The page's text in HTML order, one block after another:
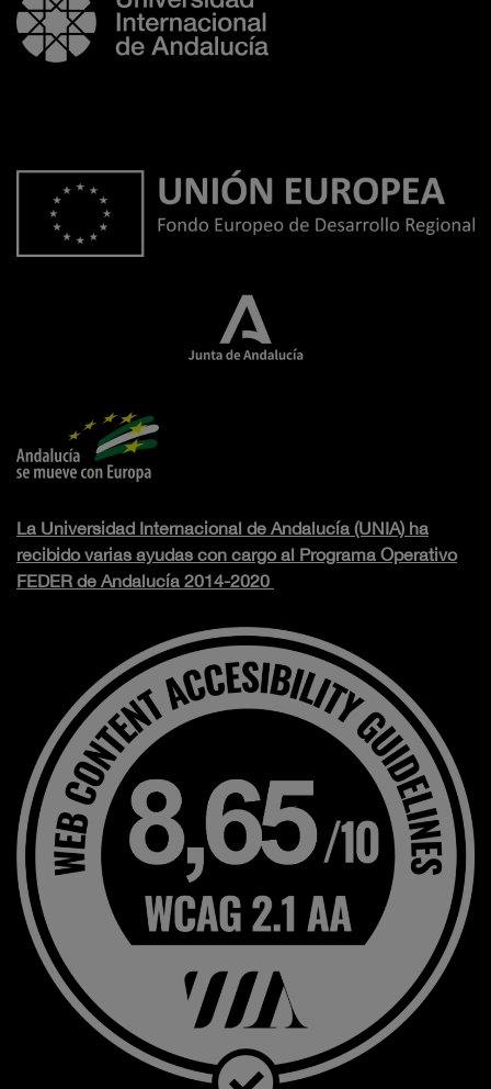
La Universidad Internacional de Andalucía (UNIA) ha
recibido varias ayudas con cargo al Programa Operativo
FEDER de Andalucía 2014-2020